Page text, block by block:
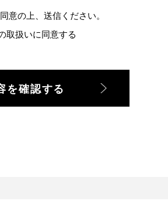
意の上、送信ください。
取扱いに同意する